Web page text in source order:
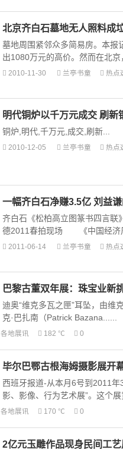
北京齐白石墓地无人照料成
墓地周围紧邻众多简易房。本
出1080万元的高价。然而在北
2010-11-30 兰亭书童 热点
明代铜炉以千万元成交 刷新
铜炉,明代,千万元,成交,刷新...
2010-12-05 兰亭书童 热点
一幅齐白石净赚3.5亿 刘益
齐白石《松柏高立图篆书四言联
德2011春拍现场 《中国经济
2011-06-14 兰亭书童 热点
巴黎古董双年展：珠宝业新
迪奥“维克多瓦之匣”耳坠，由
克·巴扎南（Patrick Bazana......
各地展讯 182 ℃ 0
毕尔巴鄂古根海姆摄影展开
西班牙报道-从本月6号到2011
影、影像、行为艺术展”。这个
各地展讯 170 ℃ 0
2亿元玉雕作品现身民间工艺